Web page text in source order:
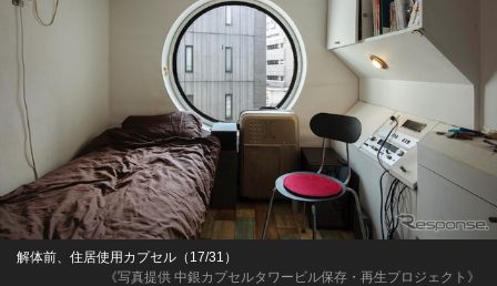
《写真提供 中銀カプセルタワービル保存・再生プロジェクト》
解体前、住居使用カプセル（17/31）